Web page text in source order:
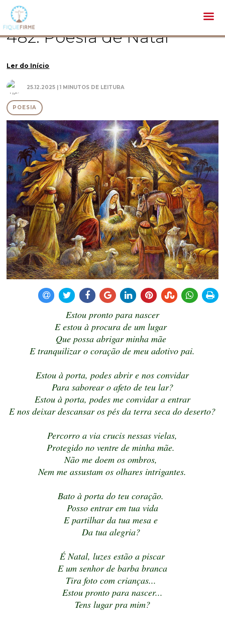
Literatura /
482. Poesia de Natal
Ler do Início
25.12.2025 | 1 MINUTOS DE LEITURA
POESIA
Estou pronto para nascer
E estou à procura de um lugar
Que possa abrigar minha mãe
E tranquilizar o coração de meu adotivo pai.
Estou à porta, podes abrir e nos convidar
Para saborear o afeto de teu lar?
Estou à porta, podes me convidar a entrar
E nos deixar descansar os pés da terra seca do deserto?
Percorro a via crucis nessas vielas,
Protegido no ventre de minha mãe.
Não me doem os ombros,
Nem me assustam os olhares intrigantes.
Bato à porta do teu coração.
Posso entrar em tua vida
E partilhar da tua mesa e
Da tua alegria?
É Natal, luzes estão a piscar
E um senhor de barba branca
Tira foto com crianças...
Estou pronto para nascer...
Tens lugar pra mim?